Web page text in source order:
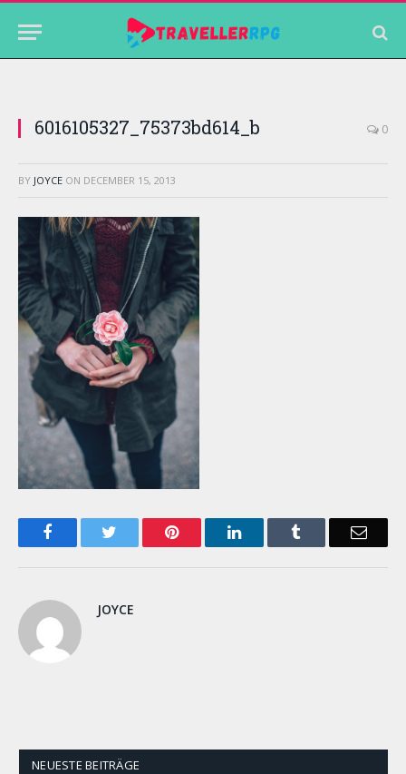
6016105327_75373bd614_b 0
BY JOYCE ON DECEMBER 15, 2013
Facebook Pinterest LinkedIn Email
JOYCE
NEUESTE BEITRÄGE